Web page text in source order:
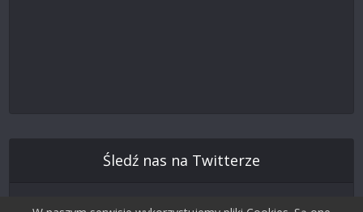
Śledź nas na Twitterze